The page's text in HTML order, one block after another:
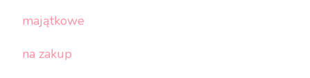
majątkowe
na zakup